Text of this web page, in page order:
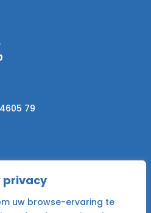
privacy
uw browse-ervaring te
79